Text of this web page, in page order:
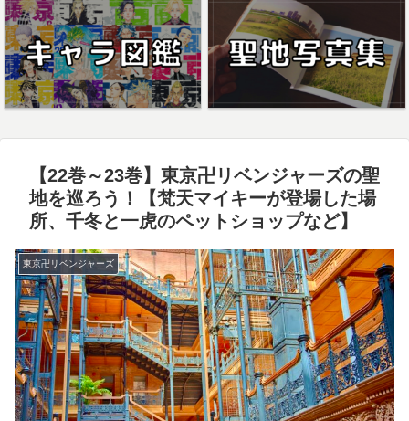
【22巻～23巻】東京卍リベンジャーズの聖
地を巡ろう！【梵天マイキーが登場した場
所、千冬と一虎のペットショップなど】
東京卍リベンジャーズ